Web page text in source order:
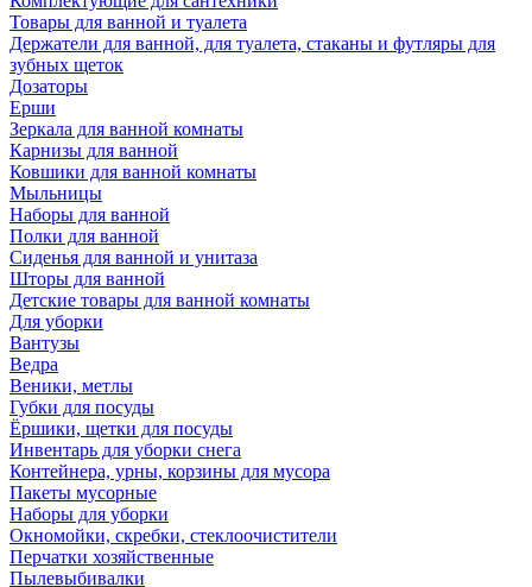
Товары для ванной и туалета
Держатели для ванной, для туалета, стаканы и футляры для
зубных щеток
Дозаторы
Ерши
Зеркала для ванной комнаты
Карнизы для ванной
Ковшики для ванной комнаты
Мыльницы
Наборы для ванной
Полки для ванной
Сиденья для ванной и унитаза
Шторы для ванной
Детские товары для ванной комнаты
Для уборки
Вантузы
Ведра
Веники, метлы
Губки для посуды
Ёршики, щетки для посуды
Инвентарь для уборки снега
Контейнера, урны, корзины для мусора
Пакеты мусорные
Наборы для уборки
Окномойки, скребки, стеклоочистители
Перчатки хозяйственные
Пылевыбивалки